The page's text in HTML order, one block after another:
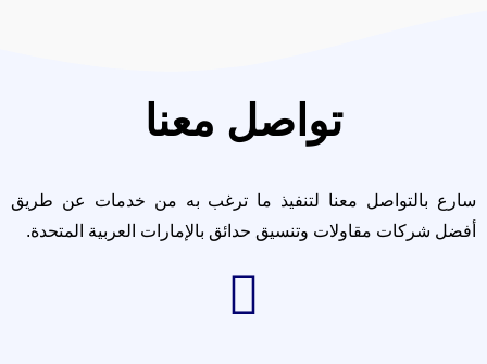
تواصل معنا
سارع بالتواصل معنا لتنفيذ ما ترغب به من خدمات عن طريق
أفضل شركات مقاولات وتنسيق حدائق بالإمارات العربية المتحدة.